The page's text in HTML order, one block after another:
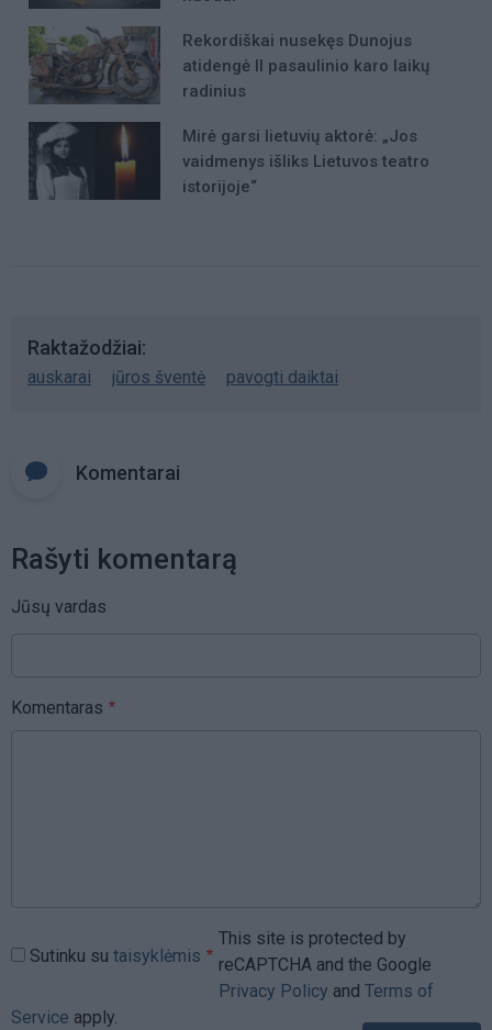
Rekordiškai nusekęs Dunojus
atidengė II pasaulinio karo laikų
radinius
Mirė garsi lietuvių aktorė: „Jos
vaidmenys išliks Lietuvos teatro
istorijoje“
Raktažodžiai
auskarai jūros šventė pavogti daiktai
Komentarai
Rašyti komentarą
Jūsų vardas
Komentaras
Sutinku su taisyklėmis
This site is protected by
reCAPTCHA and the Google
Privacy Policy and Terms of
Service apply.